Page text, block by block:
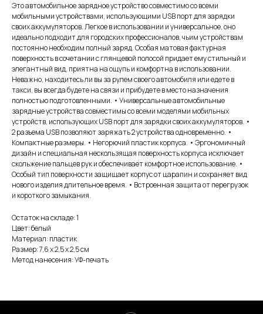
Это автомобильное зарядное устройство совместимо со всеми
мобильными устройствами, использующими USB порт для зарядки
своих аккумуляторов. Легкое в использовании и универсальное, оно
идеально подходит для городских профессионалов, чьим устройствам
постоянно необходим полный заряд. Особая матовая фактурная
поверхность в сочетании с глянцевой полосой придает ему стильный и
элегантный вид, приятна на ощупь и комфортна в использовании.
Неважно, находитесь ли вы за рулем своего автомобиля или едете в
такси, вы всегда будете на связи и прибудете в место назначения
полностью подготовленными. • Универсальные автомобильные
зарядные устройства совместимы со всеми моделями мобильных
устройств, использующих USB порт для зарядки своих аккумуляторов. •
2 разъема USB позволяют заряжать 2 устройства одновременно. •
Компактные размеры. • Негорючий пластик корпуса. • Эргономичный
дизайн и специальная нескользящая поверхность корпуса исключает
скольжение пальцев рук и обеспечивает комфортное использование. •
Особый тип поверхности защищает корпус от царапин и сохраняет вид
нового изделия длительное время. • Встроенная защита от перегрузок
и короткого замыкания.
Остаток на складе: 1
Цвет: белый
Материал: пластик
Размер: 7,6 х 2,5 х 2,5 см
Метод нанесения: УФ-печать